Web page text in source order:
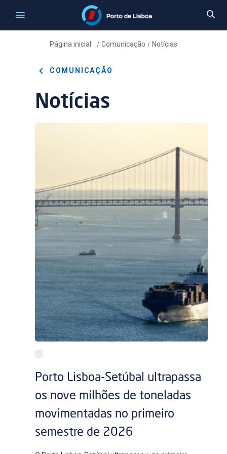
Página inicial / Comunicação / Notícias
COMUNICAÇÃO
Notícias
Porto Lisboa-Setúbal ultrapassa
os nove milhões de toneladas
movimentadas no primeiro
semestre de 2026